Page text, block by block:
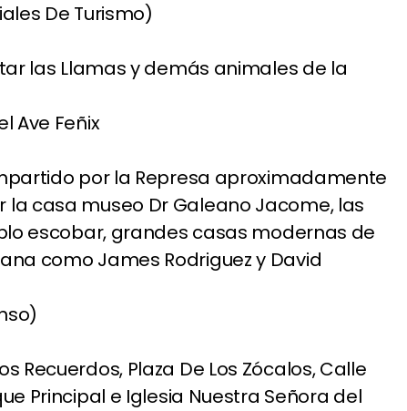
De Turismo)
las Llamas y demás animales de la
Ave Feñix
por la Represa aproximadamente
casa museo Dr Galeano Jacome, las
escobar, grandes casas modernas de
como James Rodriguez y David
Recuerdos, Plaza De Los Zócalos, Calle
Principal e Iglesia Nuestra Señora del